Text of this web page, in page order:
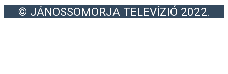
© JÁNOSSOMORJA TELEVÍZIÓ 2022.